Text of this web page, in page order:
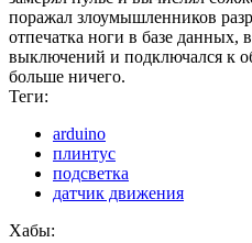
поражал злоумышленников
отпечатка ноги в базе данных,
выключений и подключался к
больше ничего.
Теги:
arduino
плинтус
подсветка
датчик движения
Хабы: